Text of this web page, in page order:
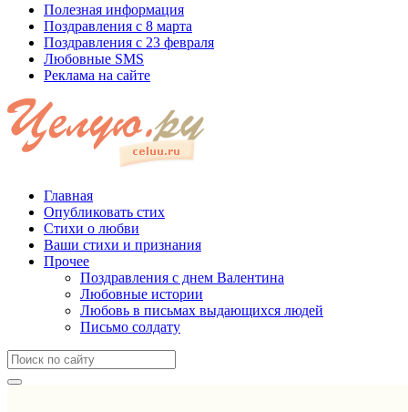
Полезная информация
Поздравления с 8 марта
Поздравления с 23 февраля
Любовные SMS
Реклама на сайте
Главная
Опубликовать стих
Стихи о любви
Ваши стихи и признания
Прочее
Поздравления с днем Валентина
Любовные истории
Любовь в письмах выдающихся людей
Письмо солдату